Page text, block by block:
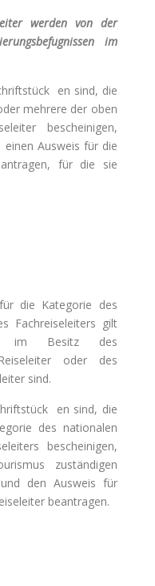
werden von der
im
en sind, die
mehrere der oben
bescheinigen,
einen Ausweis für die
für die sie
die Kategorie des
Fachreiseleiters gilt
im Besitz des
oder des
sind.
en sind, die
des nationalen
bescheinigen,
zuständigen
den Ausweis für
beantragen.